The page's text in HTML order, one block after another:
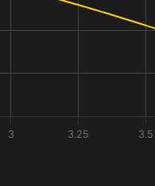
3 3.25 3.5